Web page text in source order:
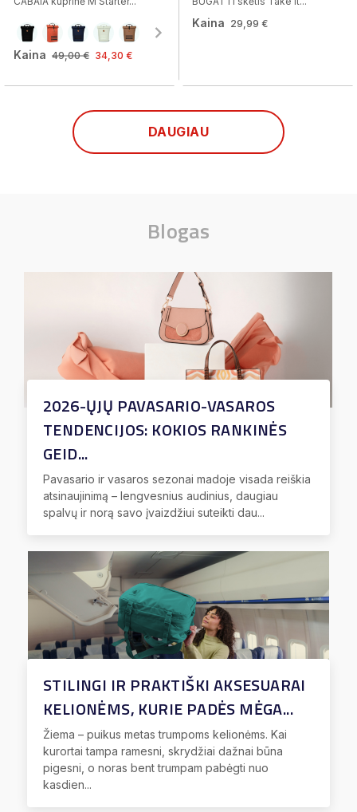
Kaina 49,00 € 34,30 €
Kaina 29,99 €
DAUGIAU
Blogas
2026-ŲJŲ PAVASARIO-VASAROS
TENDENCIJOS: KOKIOS RANKINĖS
GEID...
Pavasario ir vasaros sezonai madoje visada reiškia
atsinaujinimą – lengvesnius audinius, daugiau
spalvų ir norą savo įvaizdžiui suteikti dau...
STILINGI IR PRAKTIŠKI AKSESUARAI
KELIONĖMS, KURIE PADĖS MĖGA...
Žiema – puikus metas trumpoms kelionėms. Kai
kurortai tampa ramesni, skrydžiai dažnai būna
pigesni, o noras bent trumpam pabėgti nuo
kasdien...